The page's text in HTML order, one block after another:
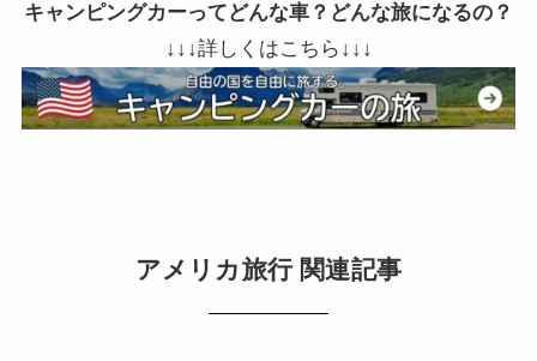
キャンピングカーってどんな車？どんな旅になるの？
↓↓↓詳しくはこちら↓↓↓
アメリカ旅行 関連記事